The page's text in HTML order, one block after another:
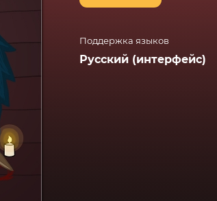
Поддержка языков
Русский (интерфейс)